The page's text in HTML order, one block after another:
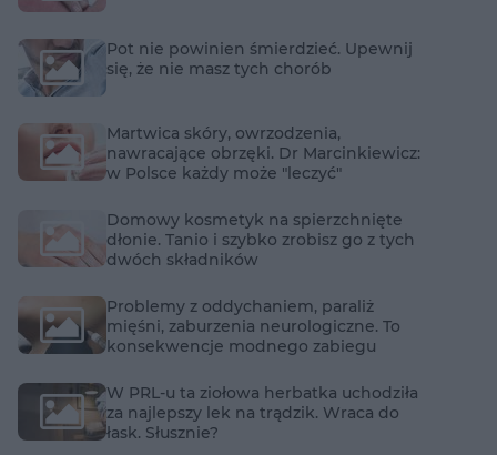
Pot nie powinien śmierdzieć. Upewnij
się, że nie masz tych chorób
Martwica skóry, owrzodzenia,
nawracające obrzęki. Dr Marcinkiewicz:
w Polsce każdy może "leczyć"
Domowy kosmetyk na spierzchnięte
dłonie. Tanio i szybko zrobisz go z tych
dwóch składników
Problemy z oddychaniem, paraliż
mięśni, zaburzenia neurologiczne. To
konsekwencje modnego zabiegu
W PRL-u ta ziołowa herbatka uchodziła
za najlepszy lek na trądzik. Wraca do
łask. Słusznie?